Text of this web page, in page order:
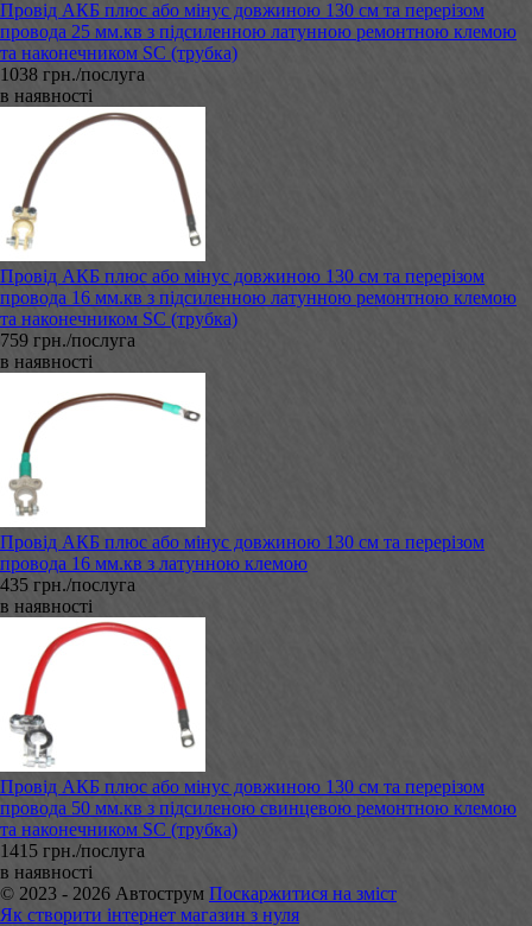
Провід АКБ плюс або мінус довжиною 130 см та перерізом
провода 25 мм.кв з підсиленною латунною ремонтною клемою
та наконечником SC (трубка)
1038 грн./послуга
в наявності
Провід АКБ плюс або мінус довжиною 130 см та перерізом
провода 16 мм.кв з підсиленною латунною ремонтною клемою
та наконечником SC (трубка)
759 грн./послуга
в наявності
Провід АКБ плюс або мінус довжиною 130 см та перерізом
провода 16 мм.кв з латунною клемою
435 грн./послуга
в наявності
Провід АКБ плюс або мінус довжиною 130 см та перерізом
провода 50 мм.кв з підсиленою свинцевою ремонтною клемою
та наконечником SC (трубка)
1415 грн./послуга
в наявності
© 2023 - 2026 Автострум Поскаржитися на зміст
Як створити інтернет магазин з нуля